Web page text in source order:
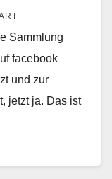
Sammlung
facebook
und zur
jetzt ja. Das ist